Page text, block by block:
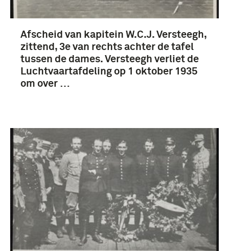
Afscheid van kapitein W.C.J. Versteegh,
zittend, 3e van rechts achter de tafel
tussen de dames. Versteegh verliet de
Luchtvaartafdeling op 1 oktober 1935
om over …